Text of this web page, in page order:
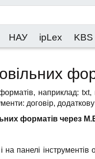
НАУ ipLex KBS
наприклад:
договір, додаткову
форматів через
панелі інструментів